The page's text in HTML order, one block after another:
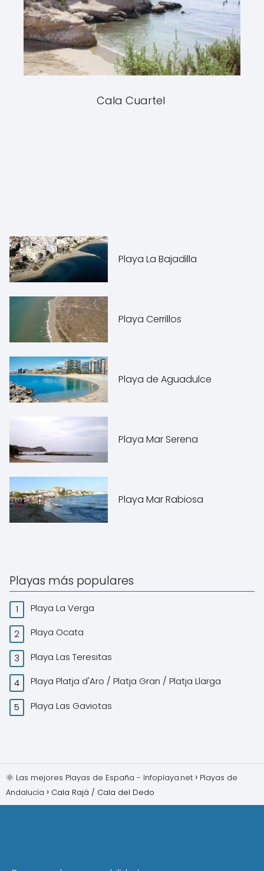
Cala Cuartel
Playa La Bajadilla
Playa Cerrillos
Playa de Aguadulce
Playa Mar Serena
Playa Mar Rabiosa
Playas más populares
Playa La Verga
Playa Ocata
Playa Las Teresitas
Playa Platja d'Aro / Platja Gran / Platja Llarga
Playa Las Gaviotas
🌞 Las mejores Playas de España - Infoplaya.net
Playas de
Andalucía
Cala Rajá / Cala del Dedo